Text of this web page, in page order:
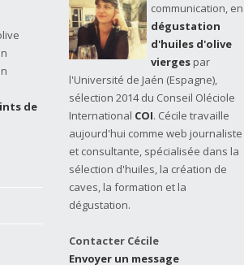
de
communication, en
dégustation
d'huiles d'olive
vierges par
l'Université de Jaén (Espagne),
sélection 2014 du Conseil Oléciole
International COI. Cécile travaille
aujourd'hui comme web journaliste
et consultante, spécialisée dans la
sélection d'huiles, la création de
caves, la formation et la
dégustation.
Contacter Cécile
Envoyer un message